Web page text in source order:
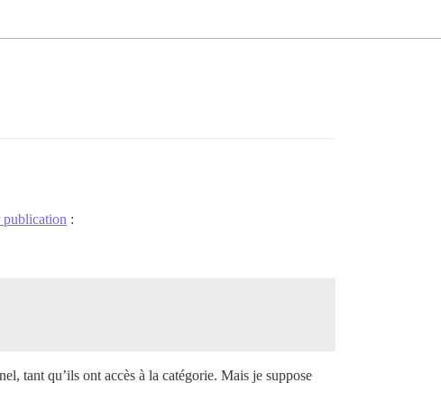
publication :
tant qu’ils ont accès à la catégorie. Mais je suppose